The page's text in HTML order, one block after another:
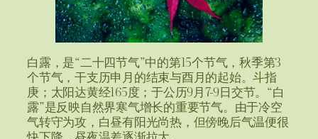
白露，是“二十四节气”中的第15个节气，秋季第3
个节气，干支历申月的结束与酉月的起始。斗指
庚；太阳达黄经165度；于公历9月7-9日交节。“白
露”是反映自然界寒气增长的重要节气。由于冷空
气转守为攻，白昼有阳光尚热，但傍晚后气温便很